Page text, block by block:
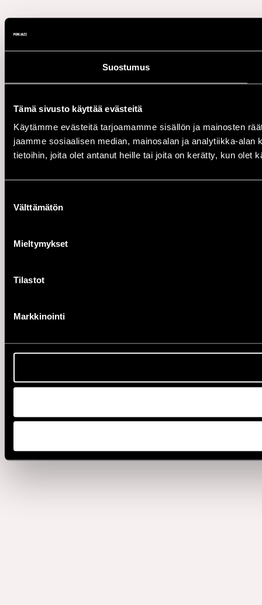
Suostumus
Tämä sivusto käyttää evästeitä
Käytämme evästeitä tarjoamamme sisällön ja mainosten
jaamme sosiaalisen median, mainosalan ja analytiikka-
tietoihin, joita olet antanut heille tai joita on kerätty, kun olet
valinta
Välttämätön
Mieltymykset
Tilastot
Markkinointi